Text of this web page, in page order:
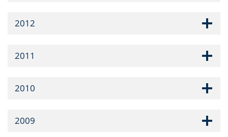
2012
2011
2010
2009